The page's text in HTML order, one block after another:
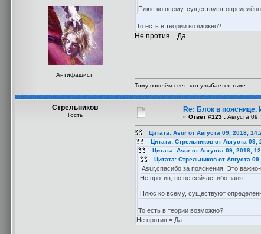
Антифашист.
Плюс ко всему, существуют
То есть в теории возможно?
Не против = Да.
Тому пошлём свет, кто улыбается тьме.
Стрельников
Гость
Re: Блок в
« Ответ #123 : Августа
Цитата: Asur от Августа 09, 2018,
Цитата: Стрельников от Августа 09,
Цитата: Asur от Августа 09, 2018,
Цитата: Стрельников от Августа
Asur,спасибо за пояснения. Это
Не против, но не сейчас, ибо занят.
Плюс ко всему, существуют
То есть в теории возможно?
Не против = Да.